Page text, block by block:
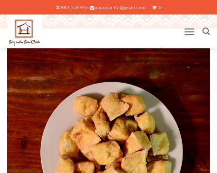
qua
nội
dung
0982.558.946 paoquan62@gmail.com 0